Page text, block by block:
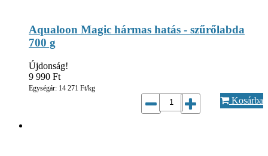
Aqualoon Magic hármas hatás - szűrőlabda
700 g
Újdonság!
9 990 Ft
Egységár: 14 271 Ft/kg
Kosárba